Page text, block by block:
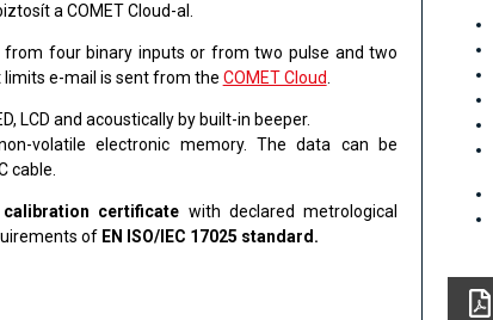
a COMET Cloud-al.
from four binary inputs or from two pulse and two
limits e-mail is sent from the COMET Cloud
LCD and acoustically by built-in beeper.
volatile electronic memory. The data can be
cable.
certificate with declared metrological
of EN ISO/IEC 17025 standard.